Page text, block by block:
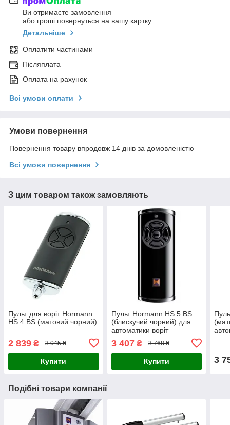
Ви отримаєте замовлення
або гроші повернуться на вашу картку
Детальніше
Оплатити частинами
Післяплата
Оплата на рахунок
Всі умови оплати
Умови повернення
Повернення товару впродовж 14 днів за домовленістю
Всі умови повернення
З цим товаром також замовляють
Пульт для воріт Hormann
HS 4 BS (матовий чорний)
2 839 ₴ 3 045 ₴
Купити
Пульт Hormann HS 5 BS
(блискучий чорний) для
автоматики воріт
3 407₴ 3 768 ₴
Купити 3
Подібні товари компанії